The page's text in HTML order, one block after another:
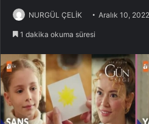
NURGÜL ÇELİK Aralık 10, 2022
1 dakika okuma süresi